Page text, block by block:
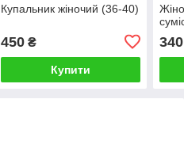
Купальник жіночий (36-40)
450₴
Купити
340